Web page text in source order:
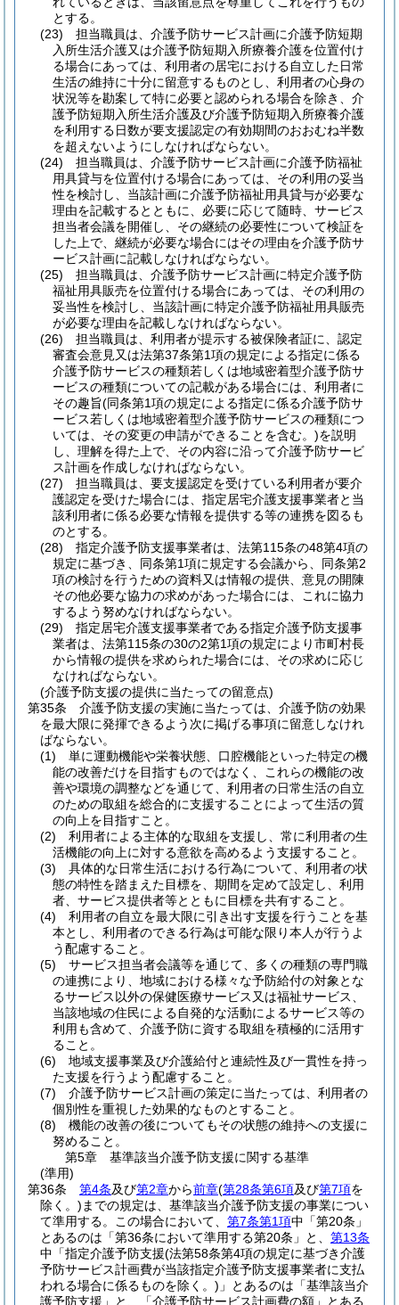
とする。
(23)
担当職員は、介護予防サービス計画に介護予防短期
入所生活介護又は介護予防短期入所療養介護を位置付け
る場合にあっては、利用者の居宅における自立した日常
生活の維持に十分に留意するものとし、利用者の心身の
状況等を勘案して特に必要と認められる場合を除き、介
護予防短期入所生活介護及び介護予防短期入所療養介護
を利用する日数が要支援認定の有効期間のおおむね半数
を超えないようにしなければならない。
(24)
担当職員は、介護予防サービス計画に介護予防福祉
用具貸与を位置付ける場合にあっては、その利用の妥当
性を検討し、当該計画に介護予防福祉用具貸与が必要な
理由を記載するとともに、必要に応じて随時、サービス
担当者会議を開催し、その継続の必要性について検証を
した上で、継続が必要な場合にはその理由を介護予防サ
ービス計画に記載しなければならない。
(25)
担当職員は、介護予防サービス計画に特定介護予防
福祉用具販売を位置付ける場合にあっては、その利用の
妥当性を検討し、当該計画に特定介護予防福祉用具販売
が必要な理由を記載しなければならない。
(26)
担当職員は、利用者が提示する被保険者証に、認定
審査会意見又は法第37条第1項の規定による指定に係る
介護予防サービスの種類若しくは地域密着型介護予防サ
ービスの種類についての記載がある場合には、利用者に
その趣旨(同条第1項の規定による指定に係る介護予防サ
ービス若しくは地域密着型介護予防サービスの種類につ
いては、その変更の申請ができることを含む。)を説明
し、理解を得た上で、その内容に沿って介護予防サービ
ス計画を作成しなければならない。
(27)
担当職員は、要支援認定を受けている利用者が要介
護認定を受けた場合には、指定居宅介護支援事業者と当
該利用者に係る必要な情報を提供する等の連携を図るも
のとする。
(28)
指定介護予防支援事業者は、法第115条の48第4項の
規定に基づき、同条第1項に規定する会議から、同条第2
項の検討を行うための資料又は情報の提供、意見の開陳
その他必要な協力の求めがあった場合には、これに協力
するよう努めなければならない。
(29)
指定居宅介護支援事業者である指定介護予防支援事
業者は、法第115条の30の2第1項の規定により市町村長
から情報の提供を求められた場合には、その求めに応じ
なければならない。
(介護予防支援の提供に当たっての留意点)
第35条
介護予防支援の実施に当たっては、介護予防の効果
を最大限に発揮できるよう次に掲げる事項に留意しなけれ
ばならない。
(1)
単に運動機能や栄養状態、口腔機能といった特定の機
能の改善だけを目指すものではなく、これらの機能の改
善や環境の調整などを通じて、利用者の日常生活の自立
のための取組を総合的に支援することによって生活の質
の向上を目指すこと。
(2)
利用者による主体的な取組を支援し、常に利用者の生
活機能の向上に対する意欲を高めるよう支援すること。
(3)
具体的な日常生活における行為について、利用者の状
態の特性を踏まえた目標を、期間を定めて設定し、利用
者、サービス提供者等とともに目標を共有すること。
(4)
利用者の自立を最大限に引き出す支援を行うことを基
本とし、利用者のできる行為は可能な限り本人が行うよ
う配慮すること。
(5)
サービス担当者会議等を通じて、多くの種類の専門職
の連携により、地域における様々な予防給付の対象とな
るサービス以外の保健医療サービス又は福祉サービス、
当該地域の住民による自発的な活動によるサービス等の
利用も含めて、介護予防に資する取組を積極的に活用す
ること。
(6)
地域支援事業及び介護給付と連続性及び一貫性を持っ
た支援を行うよう配慮すること。
(7)
介護予防サービス計画の策定に当たっては、利用者の
個別性を重視した効果的なものとすること。
(8)
機能の改善の後についてもその状態の維持への支援に
努めること。
第5章
基準該当介護予防支援に関する基準
(準用)
第36条
第4条及び第2章から前章(第28条第6項及び第7項を
除く。) までの規定は、基準該当介護予防支援の事業につい
て準用する。
この場合において、 第7条第1項中「第20条」
とあるのは「第36条において準用する第20条」と、 第13条
中「指定介護予防支援(法第58条第4項の規定に基づき介護
予防サービス計画費が当該指定介護予防支援事業者に支払
われる場合に係るものを除く。) 」とあるのは「基準該当介
護予防支援」と、「介護予防サービス計画費の額」とある